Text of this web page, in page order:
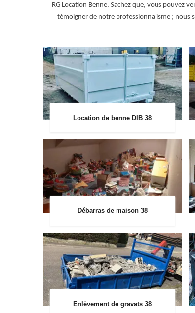
RG Location Benne. Sachez que, vous pouvez
témoigner de notre professionnalisme ; nous
Location de benne DIB 38
Débarras de maison 38
Enlèvement de gravats 38